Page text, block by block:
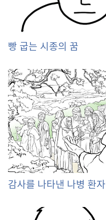
빵 굽는 시종의 꿈
감사를 나타낸 나병 환자